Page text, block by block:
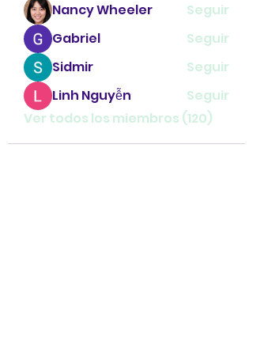
Nancy Wheeler
Seguir
Gabriel
Seguir
Sidmir
Seguir
Linh Nguyễn
Seguir
Ver todos los miembros (120)